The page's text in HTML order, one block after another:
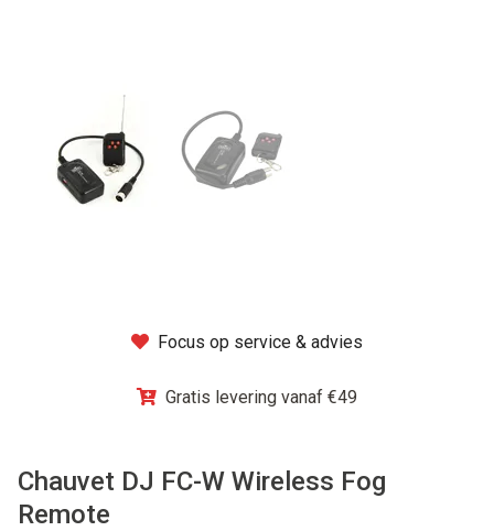
Pro Gear Lease
Contact
Focus op service & advies
Gratis levering vanaf €49
Chauvet DJ FC-W Wireless Fog
Remote